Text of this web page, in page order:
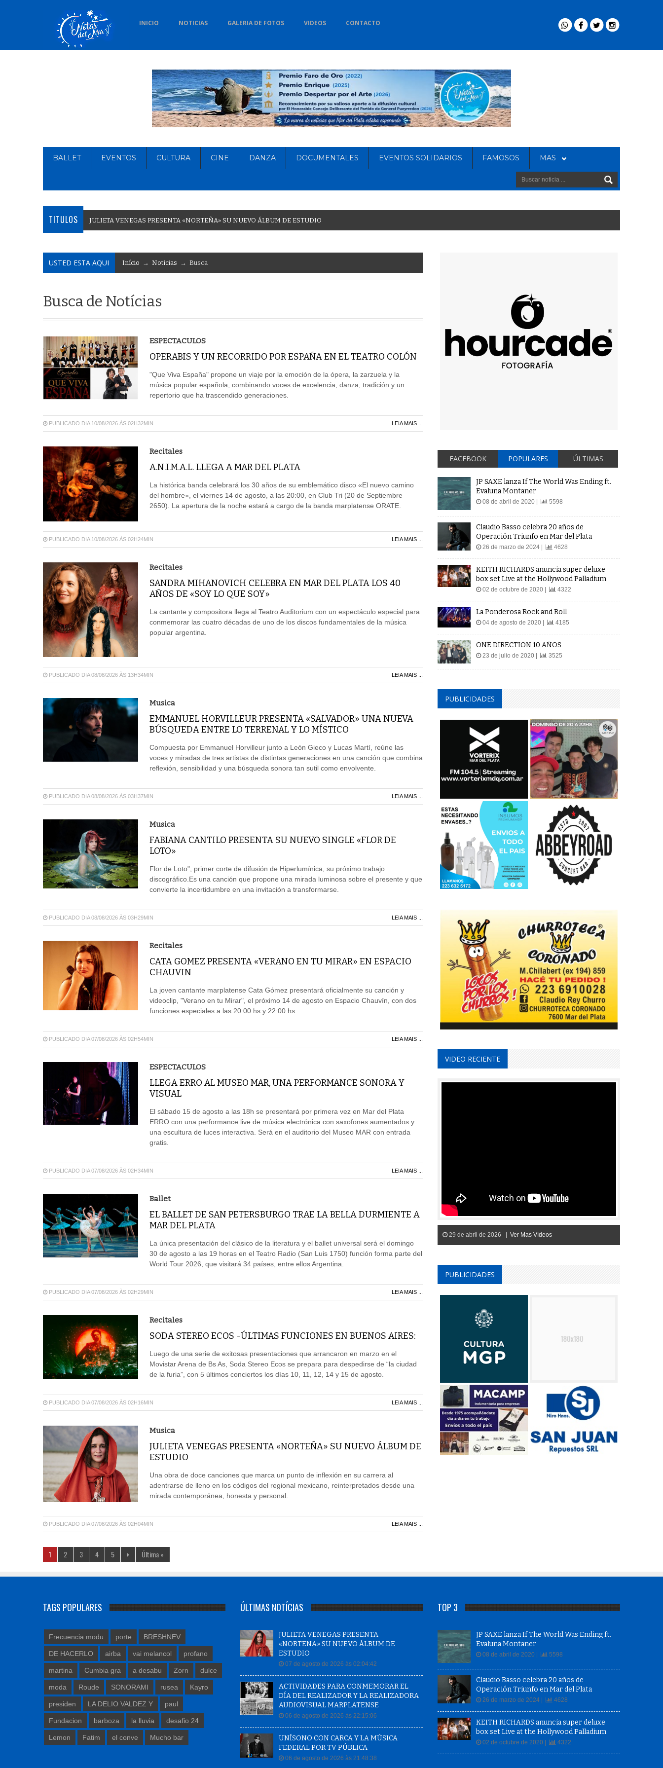
INICIO NOTICIAS GALERIA DE FOTOS VIDEOS CONTACTO
BALLET EVENTOS CULTURA CINE DANZA DOCUMENTALES EVENTOS SOLIDARIOS FAMOSOS MAS
TITULOS JULIETA VENEGAS PRESENTA «NORTEÑA» SU NUEVO ÁLBUM DE ESTUDIO
USTED ESTA AQUI Início → Notícias → Busca
Busca de Notícias
ESPECTACULOS
OPERABIS Y UN RECORRIDO POR ESPAÑA EN EL TEATRO COLÓN
"Que Viva España" propone un viaje por la emoción de la ópera, la zarzuela y la
música popular española, combinando voces de excelencia, danza, tradición y un
repertorio que ha trascendido generaciones.
PUBLICADO DIA 10/08/2026 ÀS 02H32MIN LEIA MAIS ...
Recitales
A.N.I.M.A.L. LLEGA A MAR DEL PLATA
La histórica banda celebrará los 30 años de su emblemático disco «El nuevo camino
del hombre», el viernes 14 de agosto, a las 20:00, en Club Tri (20 de Septiembre
2650). La apertura de la noche estará a cargo de la banda marplatense ORATE.
PUBLICADO DIA 10/08/2026 ÀS 02H24MIN LEIA MAIS ...
Recitales
SANDRA MIHANOVICH CELEBRA EN MAR DEL PLATA LOS 40
AÑOS DE «SOY LO QUE SOY»
La cantante y compositora llega al Teatro Auditorium con un espectáculo especial para
conmemorar las cuatro décadas de uno de los discos fundamentales de la música
popular argentina.
PUBLICADO DIA 08/08/2026 ÀS 13H34MIN LEIA MAIS ...
Musica
EMMANUEL HORVILLEUR PRESENTA «SALVADOR» UNA NUEVA
BÚSQUEDA ENTRE LO TERRENAL Y LO MÍSTICO
Compuesta por Emmanuel Horvilleur junto a León Gieco y Lucas Martí, reúne las
voces y miradas de tres artistas de distintas generaciones en una canción que combina
reflexión, sensibilidad y una búsqueda sonora tan sutil como envolvente.
PUBLICADO DIA 08/08/2026 ÀS 03H37MIN LEIA MAIS ...
Musica
FABIANA CANTILO PRESENTA SU NUEVO SINGLE «FLOR DE
LOTO»
Flor de Loto", primer corte de difusión de Hiperlumínica, su próximo trabajo
discográfico.Es una canción que propone una mirada luminosa sobre el presente y que
convierte la incertidumbre en una invitación a transformarse.
PUBLICADO DIA 08/08/2026 ÀS 03H29MIN LEIA MAIS ...
Recitales
CATA GOMEZ PRESENTA «VERANO EN TU MIRAR» EN ESPACIO
CHAUVIN
La joven cantante marplatense Cata Gómez presentará oficialmente su canción y
videoclip, "Verano en tu Mirar", el próximo 14 de agosto en Espacio Chauvín, con dos
funciones especiales a las 20:00 hs y 22:00 hs.
PUBLICADO DIA 07/08/2026 ÀS 02H54MIN LEIA MAIS ...
ESPECTACULOS
LLEGA ERRO AL MUSEO MAR, UNA PERFORMANCE SONORA Y
VISUAL
El sábado 15 de agosto a las 18h se presentará por primera vez en Mar del Plata
ERRO con una performance live de música electrónica con saxofones aumentados y
una escultura de luces interactiva. Será en el auditorio del Museo MAR con entrada
gratis.
PUBLICADO DIA 07/08/2026 ÀS 02H34MIN LEIA MAIS ...
Ballet
EL BALLET DE SAN PETERSBURGO TRAE LA BELLA DURMIENTE A
MAR DEL PLATA
La única presentación del clásico de la literatura y el ballet universal será el domingo
30 de agosto a las 19 horas en el Teatro Radio (San Luis 1750) función forma parte del
World Tour 2026, que visitará 34 países, entre ellos Argentina.
PUBLICADO DIA 07/08/2026 ÀS 02H29MIN LEIA MAIS ...
Recitales
SODA STEREO ECOS -ÚLTIMAS FUNCIONES EN BUENOS AIRES:
Luego de una serie de exitosas presentaciones que arrancaron en marzo en el
Movistar Arena de Bs As, Soda Stereo Ecos se prepara para despedirse de “la ciudad
de la furia”, con 5 últimos conciertos los días 10, 11, 12, 14 y 15 de agosto.
PUBLICADO DIA 07/08/2026 ÀS 02H16MIN LEIA MAIS ...
Musica
JULIETA VENEGAS PRESENTA «NORTEÑA» SU NUEVO ÁLBUM DE
ESTUDIO
Una obra de doce canciones que marca un punto de inflexión en su carrera al
adentrarse de lleno en los códigos del regional mexicano, reinterpretados desde una
mirada contemporánea, honesta y personal.
PUBLICADO DIA 07/08/2026 ÀS 02H04MIN LEIA MAIS ...
1 2 3 4 5 Última »
FACEBOOK POPULARES ÚLTIMAS
JP SAXE lanza If The World Was Ending ft.
Evaluna Montaner
08 de abril de 2020 | 5598
Claudio Basso celebra 20 años de
Operación Triunfo en Mar del Plata
26 de marzo de 2024 | 4628
KEITH RICHARDS anuncia super deluxe
box set Live at the Hollywood Palladium
02 de octubre de 2020 | 4322
La Ponderosa Rock and Roll
04 de agosto de 2020 | 4185
ONE DIRECTION 10 AÑOS
23 de julio de 2020 | 3525
PUBLICIDADES
VIDEO RECIENTE
29 de abril de 2026 | Ver Mas Vídeos
PUBLICIDADES
TAGS POPULARES
Frecuencia modu porte BRESHNEV
DE HACERLO airba vai melancol profano
martina Cumbia gra a desabu Zorn dulce
moda Roude SONORAMI rusea Kayro
presiden LA DELIO VALDEZ Y paul
Fundacion barboza la lluvia desafio 24
Lemon Fatim el conve Mucho bar
ÚLTIMAS NOTÍCIAS
JULIETA VENEGAS PRESENTA
«NORTEÑA» SU NUEVO ÁLBUM DE
ESTUDIO
07 de agosto de 2026 às 02:04:42
ACTIVIDADES PARA CONMEMORAR EL
DÍA DEL REALIZADOR Y LA REALIZADORA
AUDIOVISUAL MARPLATENSE
06 de agosto de 2026 às 22:15:06
UNÍSONO CON CARCA Y LA MÚSICA
FEDERAL POR TV PÚBLICA
06 de agosto de 2026 às 21:48:38
TOP 3
JP SAXE lanza If The World Was Ending ft.
Evaluna Montaner
08 de abril de 2020 | 5598
Claudio Basso celebra 20 años de
Operación Triunfo en Mar del Plata
26 de marzo de 2024 | 4628
KEITH RICHARDS anuncia super deluxe
box set Live at the Hollywood Palladium
02 de octubre de 2020 | 4322